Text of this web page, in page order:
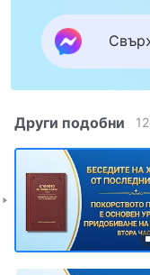
Други подобни